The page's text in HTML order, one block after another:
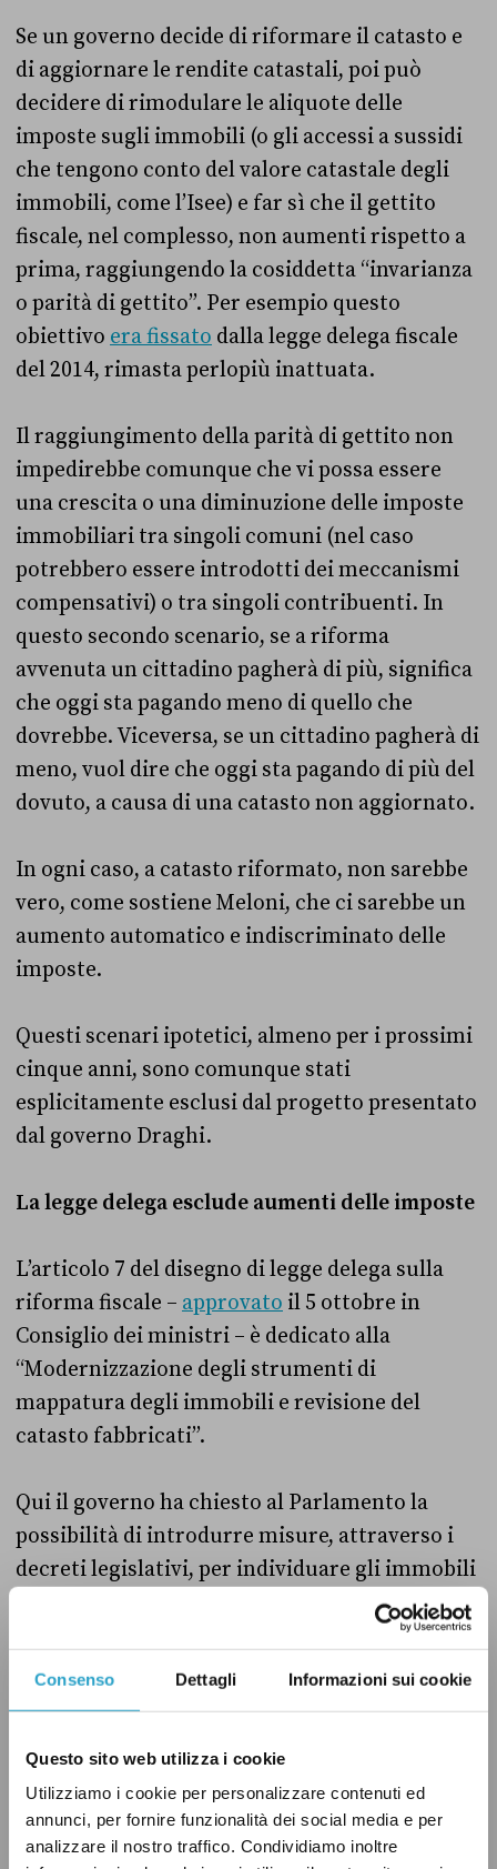
Consenso Dettagli Informazioni sui cookie
Questo sito web utilizza i cookie
Utilizziamo i cookie per personalizzare contenuti ed
annunci, per fornire funzionalità dei social media e per
analizzare il nostro traffico. Condividiamo inoltre
Se un governo decide di riformare il catasto e
di aggiornare le rendite catastali, poi può
decidere di rimodulare le aliquote delle
imposte sugli immobili (o gli accessi a sussidi
che tengono conto del valore catastale degli
immobili, come l’Isee) e far sì che il gettito
fiscale, nel complesso, non aumenti rispetto a
prima, raggiungendo la cosiddetta “invarianza
o parità di gettito”. Per esempio questo
obiettivo era fissato dalla legge delega fiscale
del 2014, rimasta perlopiù inattuata.
Il raggiungimento della parità di gettito non
impedirebbe comunque che vi possa essere
una crescita o una diminuzione delle imposte
immobiliari tra singoli comuni (nel caso
potrebbero essere introdotti dei meccanismi
compensativi) o tra singoli contribuenti. In
questo secondo scenario, se a riforma
avvenuta un cittadino pagherà di più, significa
che oggi sta pagando meno di quello che
dovrebbe. Viceversa, se un cittadino pagherà di
meno, vuol dire che oggi sta pagando di più del
dovuto, a causa di una catasto non aggiornato.
In ogni caso, a catasto riformato, non sarebbe
vero, come sostiene Meloni, che ci sarebbe un
aumento automatico e indiscriminato delle
imposte.
Questi scenari ipotetici, almeno per i prossimi
cinque anni, sono comunque stati
esplicitamente esclusi dal progetto presentato
dal governo Draghi.
La legge delega esclude aumenti delle imposte
L’articolo 7 del disegno di legge delega sulla
riforma fiscale – approvato il 5 ottobre in
Consiglio dei ministri – è dedicato alla
“Modernizzazione degli strumenti di
mappatura degli immobili e revisione del
catasto fabbricati”.
Qui il governo ha chiesto al Parlamento la
possibilità di introdurre misure, attraverso i
decreti legislativi, per individuare gli immobili
«non censiti» dal catasto (i cosiddetti
ciascuna unità immobiliare, oltre alla rendita
patrimoniale e una rendita attualizzata in base,
ove possibile, ai valori normali espressi dal
mercato».